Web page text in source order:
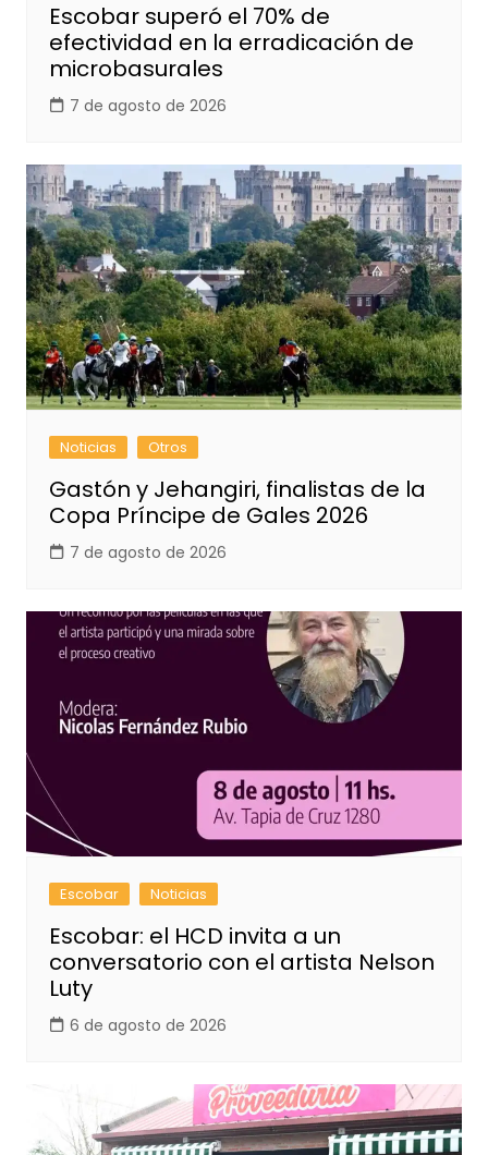
Escobar superó el 70% de
efectividad en la erradicación de
microbasurales
7 de agosto de 2026
Noticias Otros
Gastón y Jehangiri, finalistas de la
Copa Príncipe de Gales 2026
7 de agosto de 2026
Escobar Noticias
Escobar: el HCD invita a un
conversatorio con el artista Nelson
Luty
6 de agosto de 2026